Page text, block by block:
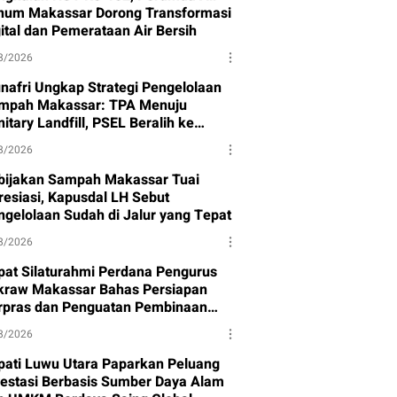
Makassar Dorong Transformasi
dan Pemerataan Air Bersih
2026
Ungkap Strategi Pengelolaan
Makassar: TPA Menuju
Landfill, PSEL Beralih ke
109
2026
Sampah Makassar Tuai
Kapusdal LH Sebut
Sudah di Jalur yang Tepat
2026
Silaturahmi Perdana Pengurus
Makassar Bahas Persiapan
dan Penguatan Pembinaan
2026
Luwu Utara Paparkan Peluang
Berbasis Sumber Daya Alam